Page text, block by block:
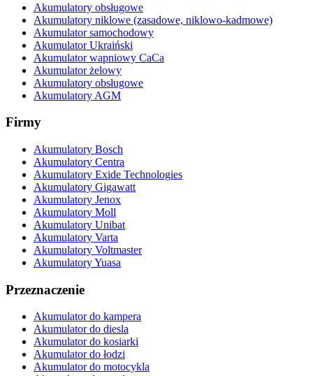
Akumulatory obsługowe
Akumulatory niklowe (zasadowe, niklowo-kadmowe)
Akumulator samochodowy
Akumulator Ukraiński
Akumulator wapniowy CaCa
Akumulator żelowy
Akumulatory obsługowe
Akumulatory AGM
Firmy
Akumulatory Bosch
Akumulatory Centra
Akumulatory Exide Technologies
Akumulatory Gigawatt
Akumulatory Jenox
Akumulatory Moll
Akumulatory Unibat
Akumulatory Varta
Akumulatory Voltmaster
Akumulatory Yuasa
Przeznaczenie
Akumulator do kampera
Akumulator do diesla
Akumulator do kosiarki
Akumulator do łodzi
Akumulator do motocykla